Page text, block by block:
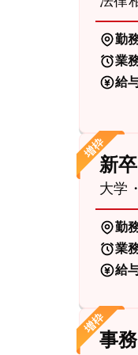
勤
業
給
新
大学
勤
業
給
事